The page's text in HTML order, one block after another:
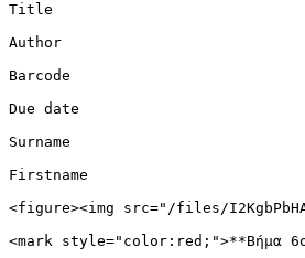
Title
Author
Barcode
Due date
Surname
Firstname
<figure><img src="/files/
<mark style="color:red;">**Βήμα